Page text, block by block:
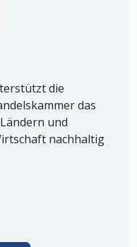
die
das
und
nachhaltig